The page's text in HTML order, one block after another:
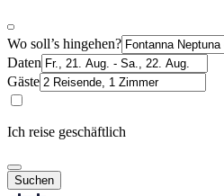
Wo soll’s hingehen?
Daten
Gäste
Ich reise geschäftlich
Suchen